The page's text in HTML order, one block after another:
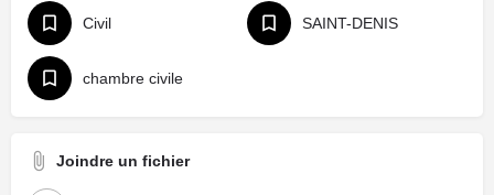
Civil SAINT-DENIS
chambre civile
Joindre un fichier